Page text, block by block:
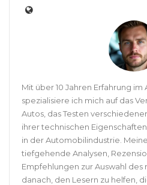
Mit über 10 Jahren Erfahrung
spezialisiere ich mich auf das
Autos, das Testen
ihrer technischen
in der Automobilindustrie.
tiefgehende Analysen,
Empfehlungen zur Auswahl
danach, den Lesern zu helfen,